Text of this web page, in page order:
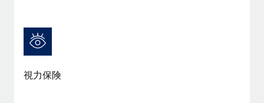
視力保険